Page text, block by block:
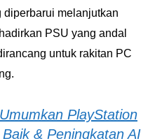
melanjutkan
PSU yang andal
untuk rakitan PC
PlayStation
& Peningkatan AI